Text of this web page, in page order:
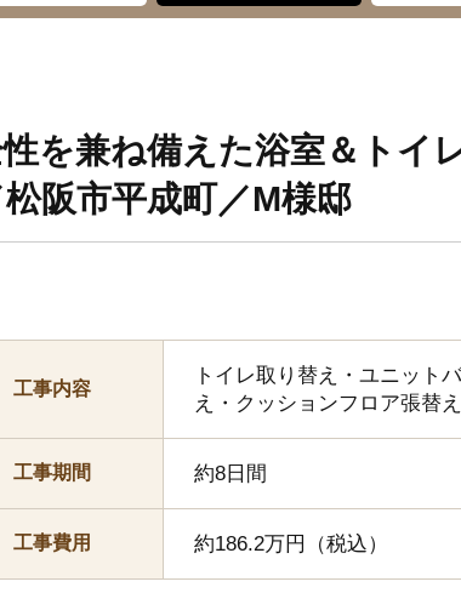
を兼ね備えた浴室＆トイ
阪市平成町／M様邸
工事内容
トイレ取り替え・ユニット
え・クッションフロア張替え
工事期間 約8日間
工事費用 約186.2万円（税込）